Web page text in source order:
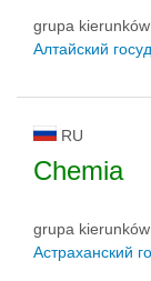
grupa
Алтайский
RU
Chemia
grupa
Астраханский